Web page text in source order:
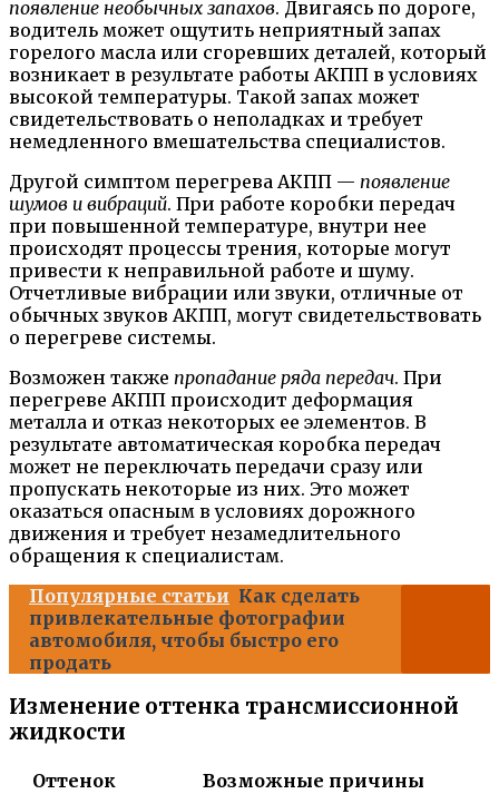
появление необычных запахов. Двигаясь по дороге,
водитель может ощутить неприятный запах
горелого масла или сгоревших деталей, который
возникает в результате работы АКПП в условиях
высокой температуры. Такой запах может
свидетельствовать о неполадках и требует
немедленного вмешательства специалистов.
Другой симптом перегрева АКПП — появление
шумов и вибраций. При работе коробки передач
при повышенной температуре, внутри нее
происходят процессы трения, которые могут
привести к неправильной работе и шуму.
Отчетливые вибрации или звуки, отличные от
обычных звуков АКПП, могут свидетельствовать
о перегреве системы.
Возможен также пропадание ряда передач. При
перегреве АКПП происходит деформация
металла и отказ некоторых ее элементов. В
результате автоматическая коробка передач
может не переключать передачи сразу или
пропускать некоторые из них. Это может
оказаться опасным в условиях дорожного
движения и требует незамедлительного
обращения к специалистам.
Популярные статьи Как сделать
привлекательные фотографии
автомобиля, чтобы быстро его
продать
Изменение оттенка трансмиссионной
жидкости
Оттенок Возможные причины